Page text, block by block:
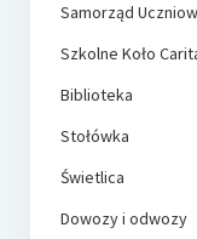
Samorząd
Szkolne Koło
Biblioteka
Stołówka
Świetlica
Dowozy i odwozy